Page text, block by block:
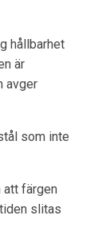
hållbarhet
är
avger
som inte
att färgen
slitas